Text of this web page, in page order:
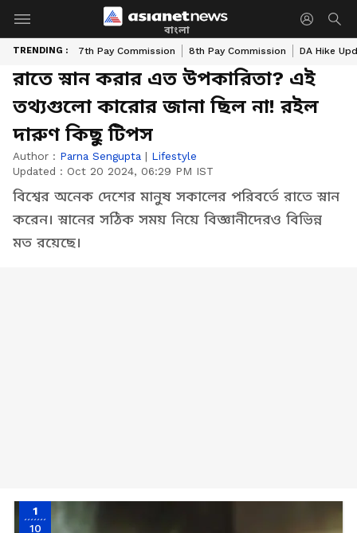
বাংলা
TRENDING : 7th Pay Commission 8th Pay Commission DA Hike
রাতে স্নান করার এত উপকারিতা? এই
তথ্যগুলো কারোর জানা ছিল না! রইল
দারুণ কিছু টিপস
Author : Parna Sengupta | Lifestyle
Updated : Oct 20 2024, 06:29 PM IST
বিশ্বের অনেক দেশের মানুষ সকালের পরিবর্তে রাতে স্নান
করেন। স্নানের সঠিক সময় নিয়ে বিজ্ঞানীদেরও বিভিন্ন
মত রয়েছে।
1
10